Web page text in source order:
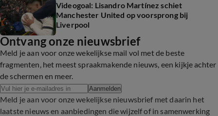
Videogoal: Lisandro Martínez schiet
Manchester United op voorsprong bij
Liverpool
Ontvang onze nieuwsbrief
Meld je aan voor onze wekelijkse mail vol met de beste
fragmenten, het meest spraakmakende nieuws, een kijkje achter
de schermen en meer.
Aanmelden
Meld je aan voor onze wekelijkse nieuwsbrief met daarin het
laatste nieuws en aanbiedingen die wijzelf of in samenwerking